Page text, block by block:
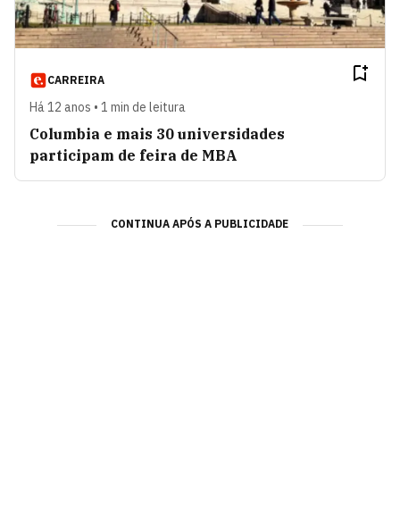
CARREIRA
Há 12 anos • 1 min de leitura
Columbia e mais 30 universidades
participam de feira de MBA
CONTINUA APÓS A PUBLICIDADE